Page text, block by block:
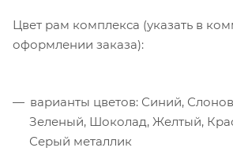
Цвет рам комплекса (указать в
оформлении заказа):
варианты цветов: Синий,
Зеленый, Шоколад, Желтый,
Серый металлик